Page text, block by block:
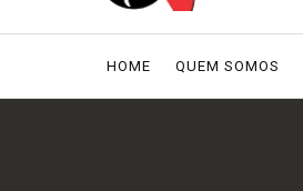
HOME QUEM SOMOS